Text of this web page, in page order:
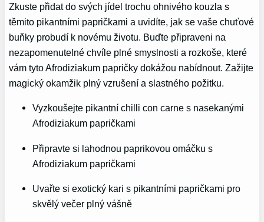
Zkuste přidat do svých jídel trochu ohnivého kouzla s
těmito pikantními papričkami a uvidíte, jak se vaše chuťové
buňky probudí k novému životu. Buďte připraveni na
nezapomenutelné chvíle plné smyslnosti a rozkoše, které
vám tyto Afrodiziakum papričky dokážou nabídnout. Zažijte
magický okamžik plný vzrušení a slastného požitku.
Vyzkoušejte pikantní chilli con carne s nasekanými
Afrodiziakum papričkami
Připravte si lahodnou paprikovou omáčku s
Afrodiziakum papričkami
Uvařte si exotický kari s pikantními papričkami pro
skvělý večer plný vášně